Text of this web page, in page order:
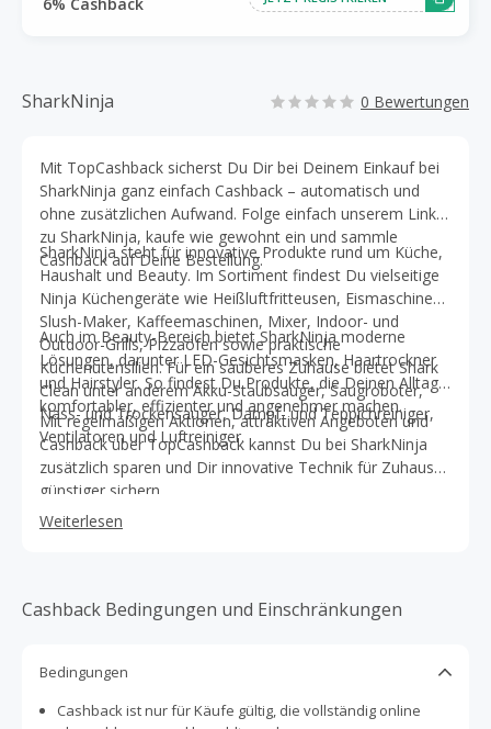
SharkNinja 0 Bewertungen
Mit TopCashback sicherst Du Dir bei Deinem Einkauf bei
SharkNinja ganz einfach Cashback – automatisch und
ohne zusätzlichen Aufwand. Folge einfach unserem Link
zu SharkNinja, kaufe wie gewohnt ein und sammle
Cashback auf Deine Bestellung.
SharkNinja steht für innovative Produkte rund um Küche,
Haushalt und Beauty. Im Sortiment findest Du vielseitige
Ninja Küchengeräte wie Heißluftfritteusen, Eismaschinen,
Slush-Maker, Kaffeemaschinen, Mixer, Indoor- und
Outdoor-Grills, Pizzaöfen sowie praktische
Küchenutensilien. Für ein sauberes Zuhause bietet Shark
Clean unter anderem Akku-Staubsauger, Saugroboter,
Nass- und Trockensauger, Dampf- und Teppichreiniger,
Ventilatoren und Luftreiniger.
Auch im Beauty-Bereich bietet SharkNinja moderne
Lösungen, darunter LED-Gesichtsmasken, Haartrockner
und Hairstyler. So findest Du Produkte, die Deinen Alltag
komfortabler, effizienter und angenehmer machen.
Mit regelmäßigen Aktionen, attraktiven Angeboten und
Cashback über TopCashback kannst Du bei SharkNinja
zusätzlich sparen und Dir innovative Technik für Zuhause
günstiger sichern.
Weiterlesen
Cashback Bedingungen und Einschränkungen
Bedingungen
Cashback ist nur für Käufe gültig, die vollständig online